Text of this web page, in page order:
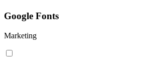
wordfence
Google Fonts
Marketing
Consent